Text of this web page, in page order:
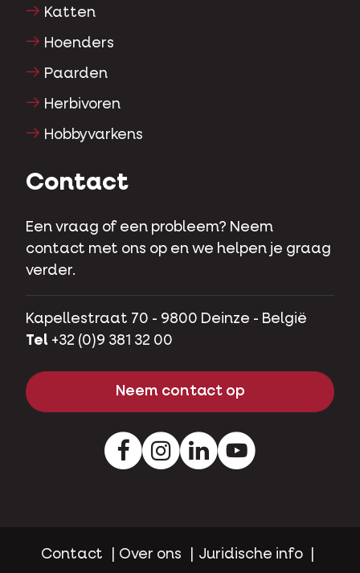
Katten
Hoenders
Paarden
Herbivoren
Hobbyvarkens
Contact
Een vraag of een probleem? Neem
contact met ons op en we helpen je graag
verder.
Kapellestraat 70 - 9800 Deinze - België
Tel +32 (0)9 381 32 00
Neem contact op
FacebookInstagramLinkedInYoutube
Contact Over ons Juridische info